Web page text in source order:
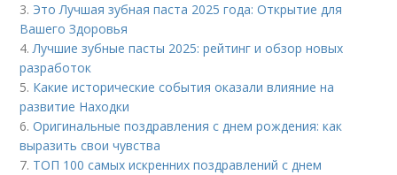
3. Это Лучшая зубная паста 2025 года: Открытие для
Вашего Здоровья
4.Лучшие зубные пасты 2025: рейтинг и обзор новых
разработок
5. Какие исторические события оказали влияние на
развитие Находки
6.Оригинальные поздравления с днем рождения: как
выразить свои чувства
7. ТОП 100 самых искренних поздравлений с днем